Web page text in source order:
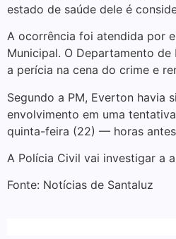
estado de saúde dele é
A ocorrência foi atendida por
Municipal. O Departamento
a perícia na cena do crime e
Segundo a PM, Everton havia
envolvimento em uma
quinta-feira (22) — horas
A Polícia Civil vai investigar a
Fonte: Notícias de Santaluz